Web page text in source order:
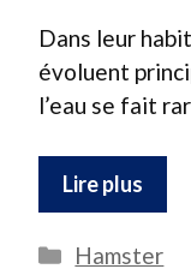
Dans leur
évoluent
l’eau se fait
Lire plus
Catégories
Hamster